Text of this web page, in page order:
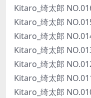
Kitaro_绮太郎
Kitaro_绮太郎
Kitaro_绮太郎
Kitaro_绮太郎
Kitaro_绮太郎
Kitaro_绮太郎
Kitaro_绮太郎